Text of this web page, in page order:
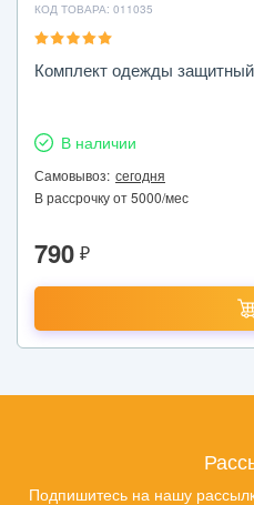
КОД ТОВАРА: 011035
Комплект одежды
В наличии
Самовывоз: сегодня
В рассрочку от 5000/мес
790 ₽
Подпишитесь на нашу